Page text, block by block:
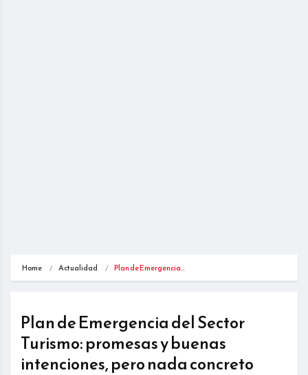
Home Actualidad Plan de Emergencia…
Plan de Emergencia del Sector
Turismo: promesas y buenas
intenciones, pero nada concreto